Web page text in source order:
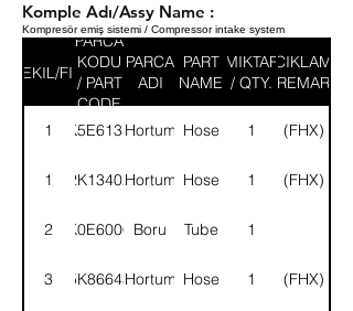
Komple Adı/Assy Name :
Kompresör emiş sistemi / Compressor intake system
SEKIL/FIG
PARCA
KODU
/ PART
CODE
PARCA
ADI
PART
NAME
MIKTAR
/ QTY.
ACIKLAMA
/ REMARK
1 K5E6135Hortum Hose 1 (FHX)
1 2K13402Hortum Hose 1 (FHX)
2 K0E6006 Boru Tube 1
3 5K86645Hortum Hose 1 (FHX)